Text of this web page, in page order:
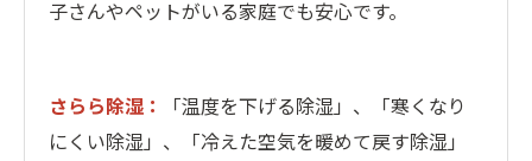
子さんやペットがいる家庭でも安心です。
さらら除湿：
「温度を下げる除湿」、「寒くなり
にくい除湿」、「冷えた空気を暖めて戻す除湿」